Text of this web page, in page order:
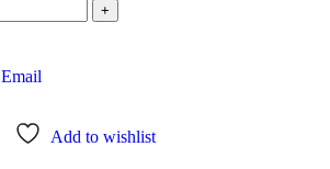
+
Email
Add to wishlist